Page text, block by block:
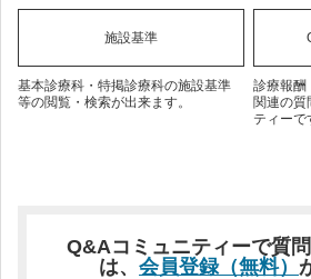
施設基準
基本診療科・特掲診療科の施設基準
等の閲覧・検索が出来ます。
診療報酬
関連の質
ティーで
Q&Aコミュニティーで質
は、 会員登録（無料）